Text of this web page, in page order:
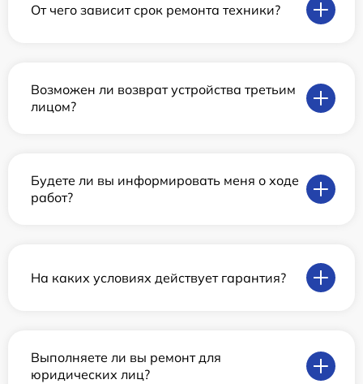
От чего зависит срок ремонта техники?
Возможен ли возврат устройства третьим
лицом?
Будете ли вы информировать меня о ходе
работ?
На каких условиях действует гарантия?
Выполняете ли вы ремонт для
юридических лиц?